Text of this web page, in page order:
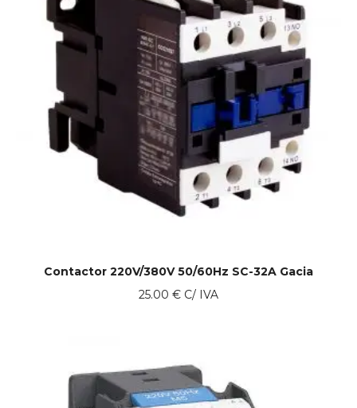
Contactor 220V/380V 50/60Hz SC-32A Gacia
25.00 € C/ IVA